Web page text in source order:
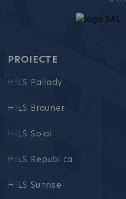
PROIECTE
HILS Pallady
HILS Brauner
HILS Splai
HILS Republica
HILS Sunrise